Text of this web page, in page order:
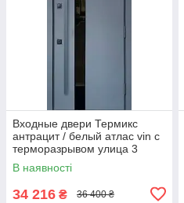
Входные двери Термикс
антрацит / белый атлас vin с
терморазрывом улица 3
контура стеклопакет
В наявності
34 216 ₴ 36 400 ₴